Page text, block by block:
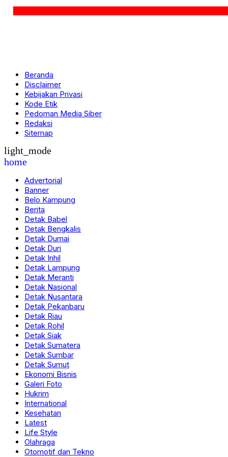
Beranda
Disclaimer
Kebijakan Privasi
Kode Etik
Pedoman Media Siber
Redaksi
Sitemap
light_mode
home
Advertorial
Banner
Belo Kampung
Berita
Detak Babel
Detak Bengkalis
Detak Dumai
Detak Duri
Detak Inhil
Detak Lampung
Detak Meranti
Detak Nasional
Detak Nusantara
Detak Pekanbaru
Detak Riau
Detak Rohil
Detak Siak
Detak Sumatera
Detak Sumbar
Detak Sumut
Ekonomi Bisnis
Galeri Foto
Hukrim
International
Kesehatan
Latest
Life Style
Olahraga
Otomotif dan Tekno